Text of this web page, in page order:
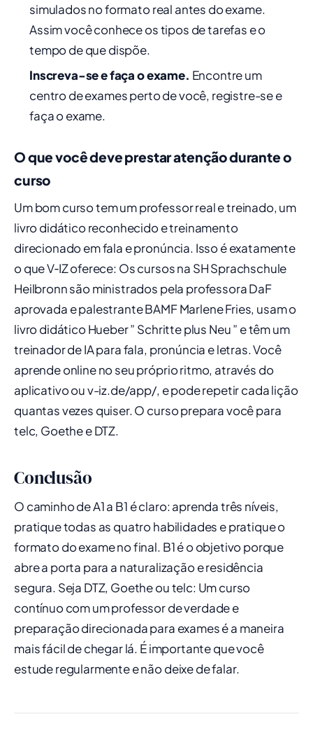
simulados no formato real antes do exame.
Assim você conhece os tipos de tarefas e o
tempo de que dispõe.
Inscreva-se e faça o exame. Encontre um
centro de exames perto de você, registre-se e
faça o exame.
O que você deve prestar atenção durante o
curso
Um bom curso tem um professor real e treinado, um
livro didático reconhecido e treinamento
direcionado em fala e pronúncia. Isso é exatamente
o que V‑IZ oferece: Os cursos na SH Sprachschule
Heilbronn são ministrados pela professora DaF
aprovada e palestrante BAMF Marlene Fries, usam o
livro didático Hueber ” Schritte plus Neu ” e têm um
treinador de IA para fala, pronúncia e letras. Você
aprende online no seu próprio ritmo, através do
aplicativo ou v-iz.de/app/, e pode repetir cada lição
quantas vezes quiser. O curso prepara você para
telc, Goethe e DTZ.
Conclusão
O caminho de A1 a B1 é claro: aprenda três níveis,
pratique todas as quatro habilidades e pratique o
formato do exame no final. B1 é o objetivo porque
abre a porta para a naturalização e residência
segura. Seja DTZ, Goethe ou telc: Um curso
contínuo com um professor de verdade e
preparação direcionada para exames é a maneira
mais fácil de chegar lá. É importante que você
estude regularmente e não deixe de falar.